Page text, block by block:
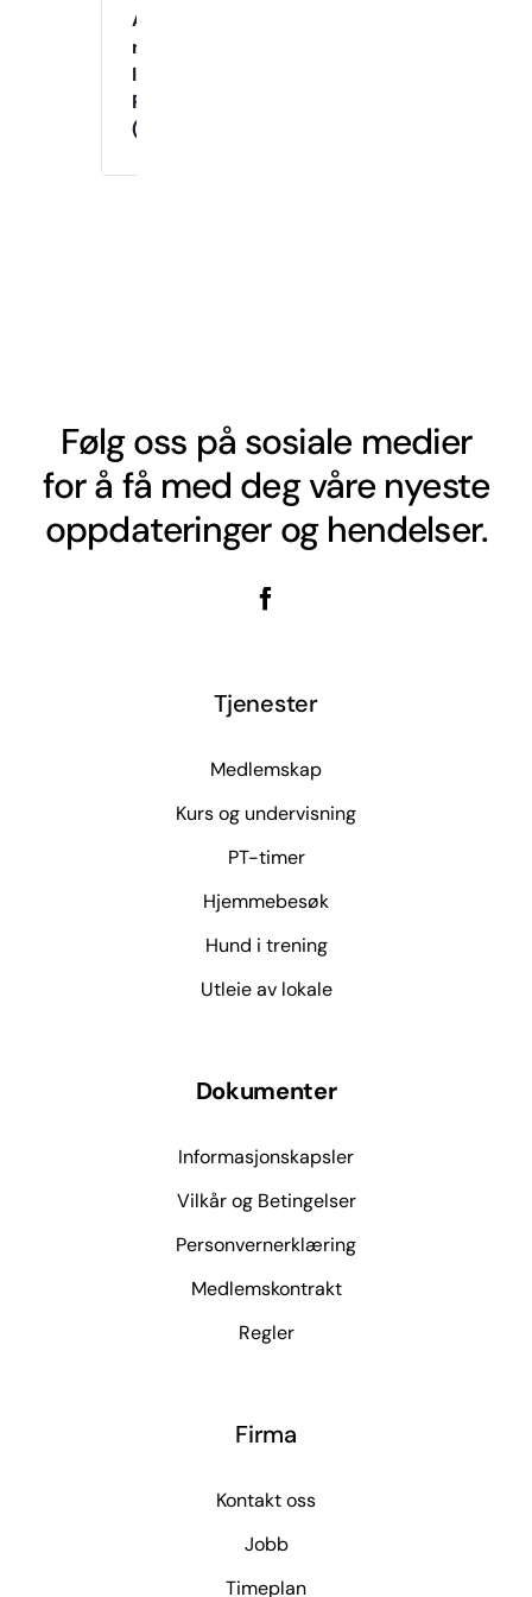
Agility
med
Instruktør
Raymond
(Onsdager)
Følg oss på sosiale medier
for å få med deg våre nyeste
oppdateringer og hendelser.
Tjenester
Medlemskap
Kurs og undervisning
PT-timer
Hjemmebesøk
Hund i trening
Utleie av lokale
Dokumenter
Informasjonskapsler
Vilkår og Betingelser
Personvernerklæring
Medlemskontrakt
Regler
Firma
Kontakt oss
Jobb
Timeplan